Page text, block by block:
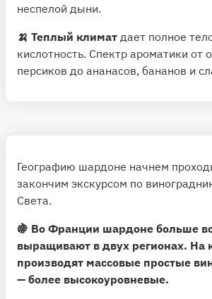
неспелой дыни.
🍌 Теплый климат дает полное
кислотность. Спектр ароматики от
персиков до ананасов, бананов и
Географию шардоне начнем
закончим экскурсом по
Света.
🍇 Во Франции шардоне больше
выращивают в двух регионах. На
производят массовые простые
— более высокоуровневые.